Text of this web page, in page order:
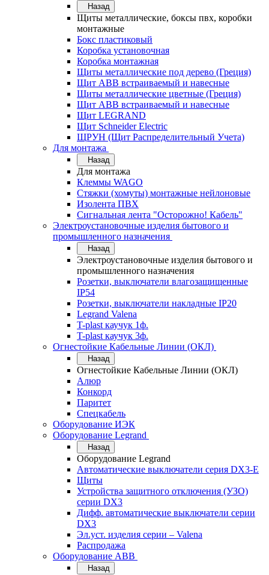
Назад
Щиты металлические, боксы пвх, коробки
монтажные
Бокс пластиковый
Коробка установочная
Коробка монтажная
Щиты металлические под дерево (Греция)
Щит ABB встраиваемый и навесные
Щиты металлические цветные (Греция)
Щит ABB встраиваемый и навесные
Щит LEGRAND
Щит Schneider Electric
ЩРУН (Щит Распределительный Учета)
Для монтажа
Назад
Для монтажа
Клеммы WAGO
Стяжки (хомуты) монтажные нейлоновые
Изолента ПВХ
Сигнальная лента "Осторожно! Кабель"
Электроустановочные изделия бытового и
промышленного назначения
Назад
Электроустановочные изделия бытового и
промышленного назначения
Розетки, выключатели влагозащищенные
IP54
Розетки, выключатели накладные IP20
Legrand Valena
T-plast каучук 1ф.
T-plast каучук 3ф.
Огнестойкие Кабельные Линии (ОКЛ)
Назад
Огнестойкие Кабельные Линии (ОКЛ)
Алюр
Конкорд
Паритет
Спецкабель
Оборудование ИЭК
Оборудование Legrand
Назад
Оборудование Legrand
Автоматические выключатели серия DX3-E
Щиты
Устройства защитного отключения (УЗО)
серии DX3
Дифф. автоматические выключатели серии
DX3
Эл.уст. изделия серии – Valena
Распродажа
Оборудование АВВ
Назад